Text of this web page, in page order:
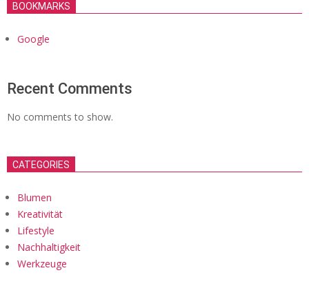
BOOKMARKS
Google
Recent Comments
No comments to show.
CATEGORIES
Blumen
Kreativität
Lifestyle
Nachhaltigkeit
Werkzeuge